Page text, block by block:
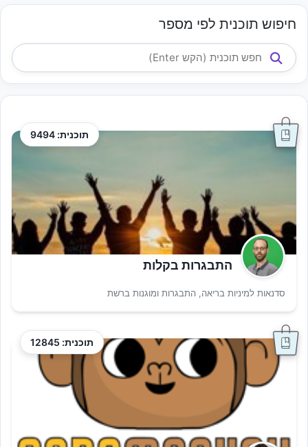
חיפוש תוכנית לפי מספר
תוכנית: 9494
התבגרות בקלות
סדנאות למיניות בריאה, התבגרות ומוגנות ברשת
תוכנית: 12845